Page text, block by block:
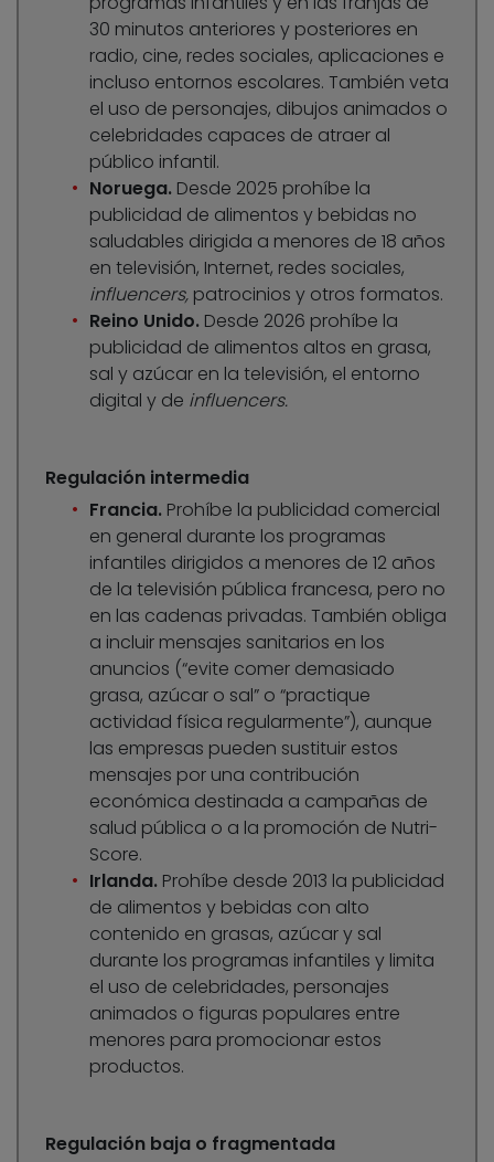
30 minutos anteriores y posteriores en
radio, cine, redes sociales, aplicaciones e
incluso entornos escolares. También veta
el uso de personajes, dibujos animados o
celebridades capaces de atraer al
público infantil.
Noruega. Desde 2025 prohíbe la
publicidad de alimentos y bebidas no
saludables dirigida a menores de 18 años
en televisión, Internet, redes sociales,
influencers, patrocinios y otros formatos.
Reino Unido. Desde 2026 prohíbe la
publicidad de alimentos altos en grasa,
sal y azúcar en la televisión, el entorno
digital y de influencers.
Regulación intermedia
Francia. Prohíbe la publicidad comercial
en general durante los programas
infantiles dirigidos a menores de 12 años
de la televisión pública francesa, pero no
en las cadenas privadas. También obliga
a incluir mensajes sanitarios en los
anuncios (“evite comer demasiado
grasa, azúcar o sal” o “practique
actividad física regularmente”), aunque
las empresas pueden sustituir estos
mensajes por una contribución
económica destinada a campañas de
salud pública o a la promoción de Nutri-
Score.
Irlanda. Prohíbe desde 2013 la publicidad
de alimentos y bebidas con alto
contenido en grasas, azúcar y sal
durante los programas infantiles y limita
el uso de celebridades, personajes
animados o figuras populares entre
menores para promocionar estos
productos.
Regulación baja o fragmentada